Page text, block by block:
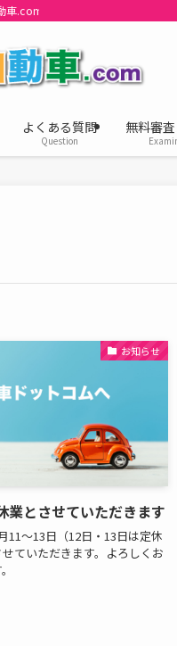
車.com
よくある質問
Question
無料審
お知らせ
業とさせていただきます
11〜13日（12日・13日は定休
ていただきます。よろしくお